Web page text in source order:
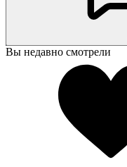
Вы недавно смотрели